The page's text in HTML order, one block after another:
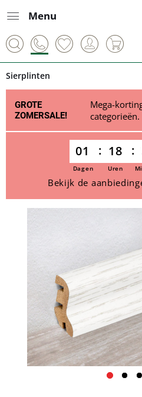
Menu
Sierplinten
GROTE
ZOMERSALE!
Mega-
categorieën.
01 18
Dagen Uren
Bekijk de